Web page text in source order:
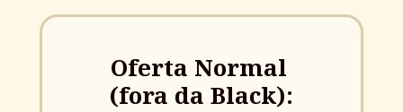
Oferta Normal
(fora da Black):